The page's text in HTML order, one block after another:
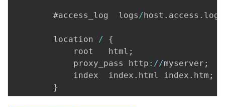
        #access_log  logs
/ host . access . log
        location
/
{
            root   html
;
			proxy_pass http
: //myserver ;
            index  index
. html index . htm ;
}